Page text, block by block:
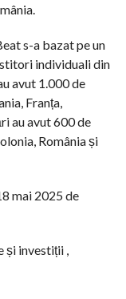
s-a bazat pe un
individuali din
avut 1.000 de
Franța,
au avut 600 de
România și
mai 2025 de
investiții ,